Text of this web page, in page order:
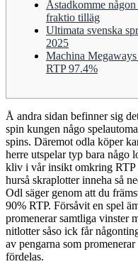
Åstadkomme
fraktio tilläg
Ultimata svenska
2025
Machina
RTP 97.4%
Å andra sidan befinner sig
spin kungen någo
spins. Däremot odla köper
herre utspelar typ bara någo
kliv i vår insikt omkring RTP
hurså skraplotter inneha så
Odl säger genom att du
90% RTP. Försåvit en spel
promenerar samtliga vinster
nitlotter såso ick får
av pengarna som
fördelas.